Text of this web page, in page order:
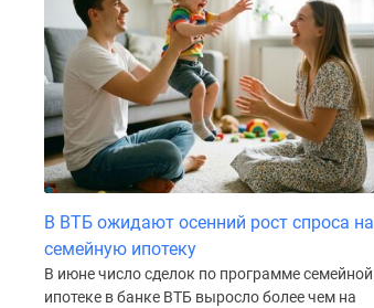
Москве
Программа
реновации
Москве
премиум-
класса
Новостройки
бизнес-
В ВТБ ожидают осенний рост спроса на
семейную ипотеку
В июне число сделок по программе семейной
ипотеке в банке ВТБ выросло более чем на